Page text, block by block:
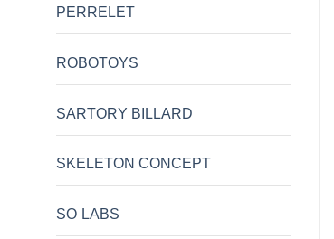
PERRELET
ROBOTOYS
SARTORY BILLARD
SKELETON CONCEPT
SO-LABS